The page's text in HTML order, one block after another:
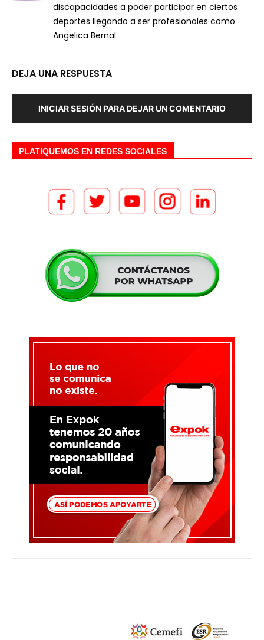
discapacidades a poder participar en ciertos
deportes llegando a ser profesionales como
Angelica Bernal
DEJA UNA RESPUESTA
INICIAR SESIÓN PARA DEJAR UN COMENTARIO
PLATIQUEMOS EN REDES SOCIALES